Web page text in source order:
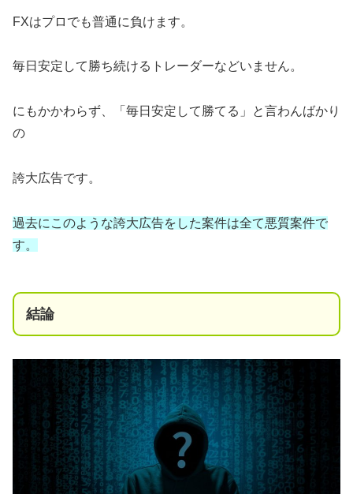
FXはプロでも普通に負けます。
毎日安定して勝ち続けるトレーダーなどいません。
にもかかわらず、「毎日安定して勝てる」と言わんばかり
の
誇大広告です。
過去にこのような誇大広告をした案件は全て悪質案件で
す。
結論